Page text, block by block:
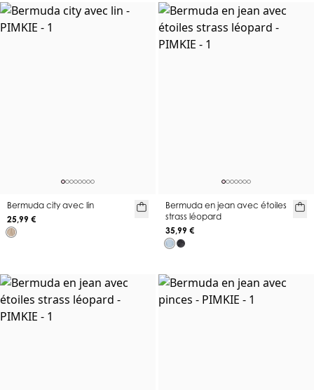
Bermuda city avec lin
25,99 €
Bermuda en jean avec étoiles
strass léopard
35,99 €